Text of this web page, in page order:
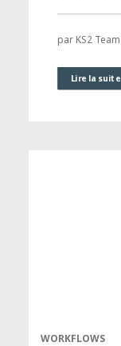
par KS2 Team
Lire la suite
WORKFLOWS